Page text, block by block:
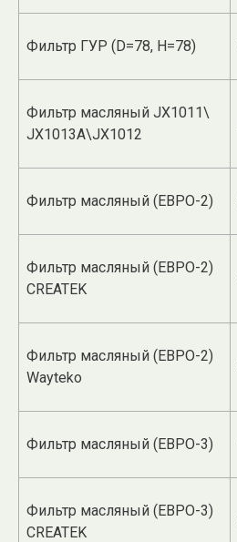
Фильтр ГУР (D=78, H=78)
Фильтр масляный JX1011\
JX1013A\JX1012
Фильтр масляный (ЕВРО-2)
Фильтр масляный (ЕВРО-2)
CREATEK
Фильтр масляный (ЕВРО-2)
Wayteko
Фильтр масляный (ЕВРО-3)
Фильтр масляный (ЕВРО-3)
CREATEK